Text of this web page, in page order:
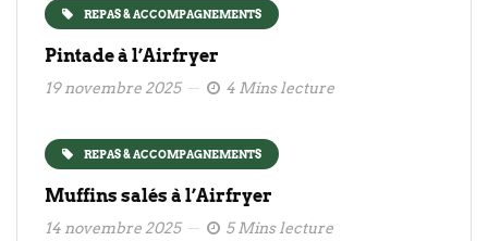
REPAS & ACCOMPAGNEMENTS
Pintade à l’Airfryer
19 novembre 2025 4 Mins lecture
REPAS & ACCOMPAGNEMENTS
Muffins salés à l’Airfryer
14 novembre 2025 5 Mins lecture